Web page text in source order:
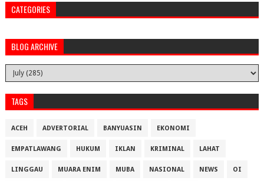
CATEGORIES
BLOG ARCHIVE
TAGS
ACEH ADVERTORIAL BANYUASIN EKONOMI
EMPATLAWANG HUKUM IKLAN KRIMINAL LAHAT
LINGGAU MUARA ENIM MUBA NASIONAL NEWS OI